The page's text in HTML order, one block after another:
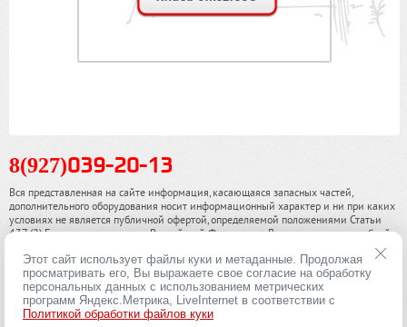
8(927)039-20-13
Вся представленная на сайте информация, касающаяся запасных частей,
дополнительного оборудования носит информационный характер и ни при каких
условиях не является публичной офертой, определяемой положениями Статьи
437 (2) Гражданского кодекса Российской Федерации. Для получения подробной
информации, пожалуйста, обращайтесь к нашим специалистам. чинамобил.рф ©
2013-2026. Все права охраняются законом.
Политика конфиденциальности
Этот сайт использует файлы куки и метаданные. Продолжая
просматривать его, Вы выражаете свое согласие на обработку
персональных данных с использованием метрических
программ Яндекс.Метрика, LiveInternet в соответствии с
Политикой обработки файлов куки